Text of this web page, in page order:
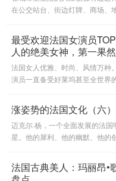
在公交站台、街边灯牌、商场、
出名字。这些面孔就是最熟悉的
国，Marine acth就是这些面孔之
最受欢迎法国女演员
人的绝美女神，第一果
法国女人优雅、时尚、风情万种
演员一直备受好莱坞甚至全世界
带的艺术气质。
涨姿势的法国文化（六
迈克尔·杨，一个全面发展的法
星。他的犀利、他的幽默、他的
法国古典美人：玛丽昂•